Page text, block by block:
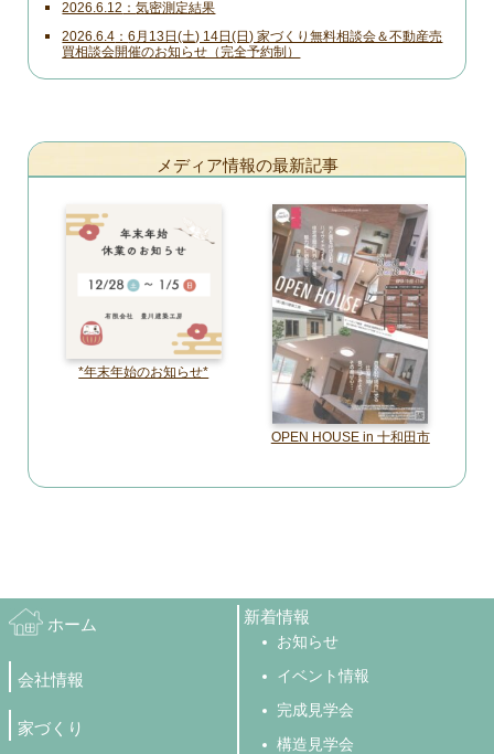
2026.6.12 気密測定結果
2026.6.4
6月13日(土) 14日(日) 家づくり無料相談会＆不動産売
買相談会開催のお知らせ（完全予約制）
メディア情報の最新記事
*年末年始のお知らせ*
OPEN HOUSE in 十和田市
ホーム
会社情報
家づくり
新着情報
お知らせ
イベント情報
完成見学会
構造見学会